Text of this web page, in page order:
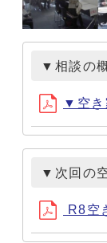
▼相談の
▼空き
▼次回の
R8空